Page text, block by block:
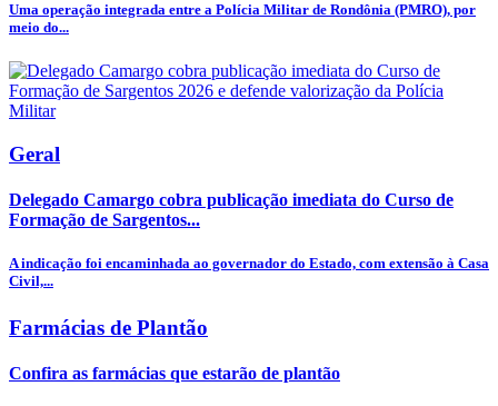
Uma operação integrada entre a Polícia Militar de Rondônia (PMRO), por
meio do...
Geral
Delegado Camargo cobra publicação imediata do Curso de
Formação de Sargentos...
A indicação foi encaminhada ao governador do Estado, com extensão à Casa
Civil,...
Farmácias de Plantão
Confira as farmácias que estarão de plantão